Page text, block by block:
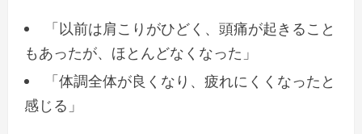
「以前は肩こりがひどく、頭痛が起きること
もあったが、ほとんどなくなった」
「体調全体が良くなり、疲れにくくなったと
感じる」